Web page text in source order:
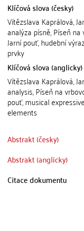
Klíčová slova (česky)
Vítězslava Kaprálová,
analýza písně, Píseň
Jarní pouť, hudební
prvky
Klíčová slova (anglicky)
Vítězslava Kaprálová,
analysis, Píseň na
pouť, musical
elements
Abstrakt (česky)
Abstrakt (anglicky)
Citace dokumentu